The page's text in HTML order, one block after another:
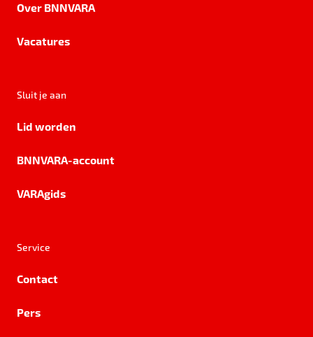
Over BNNVARA
Vacatures
Sluit je aan
Lid worden
BNNVARA-account
VARAgids
Service
Contact
Pers